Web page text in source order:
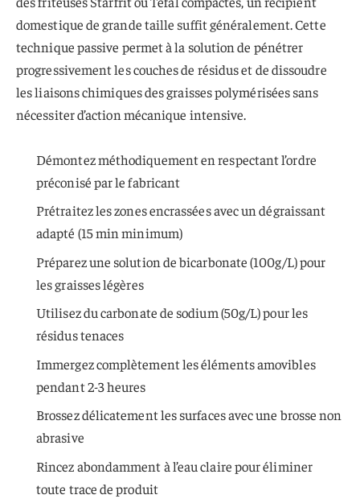
domestique de grande taille suffit généralement. Cette
technique passive permet à la solution de pénétrer
progressivement les couches de résidus et de dissoudre
les liaisons chimiques des graisses polymérisées sans
nécessiter d’action mécanique intensive.
Démontez méthodiquement en respectant l’ordre
préconisé par le fabricant
Prétraitez les zones encrassées avec un dégraissant
adapté (15 min minimum)
Préparez une solution de bicarbonate (100g/L) pour
les graisses légères
Utilisez du carbonate de sodium (50g/L) pour les
résidus tenaces
Immergez complètement les éléments amovibles
pendant 2-3 heures
Brossez délicatement les surfaces avec une brosse non
abrasive
Rincez abondamment à l’eau claire pour éliminer
toute trace de produit